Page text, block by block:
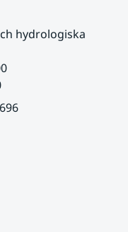
hydrologiska